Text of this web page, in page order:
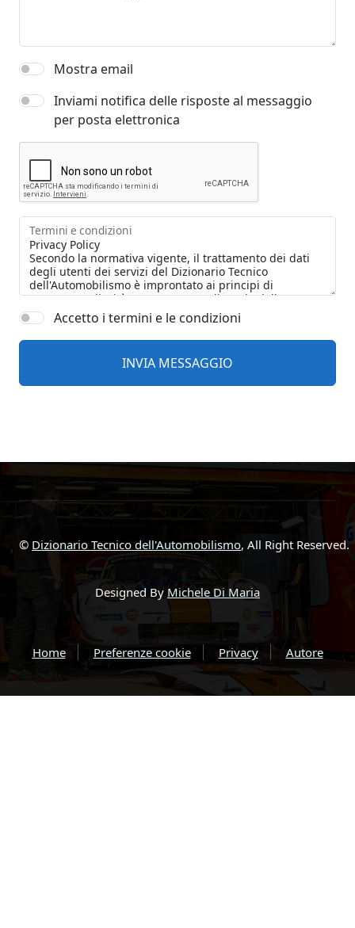
Mostra email
Inviami notifica delle risposte al messaggio
per posta elettronica
Termini e condizioni
Accetto i termini e le condizioni
© Dizionario Tecnico dell'Automobilismo, All Right Reserved.
Designed By Michele Di Maria
Home Preferenze cookie Privacy Autore